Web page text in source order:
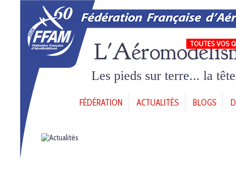
TOUTES VOS
Les pieds sur terre... la
FÉDÉRATION ACTUALITÉS BLOGS